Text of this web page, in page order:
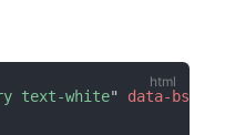
text-white"
data-bs-